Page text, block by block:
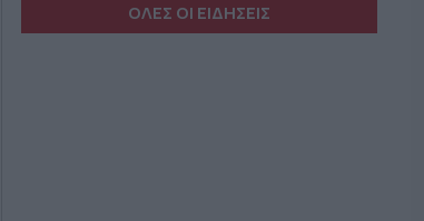
ΟΛΕΣ ΟΙ ΕΙΔΗΣΕΙΣ